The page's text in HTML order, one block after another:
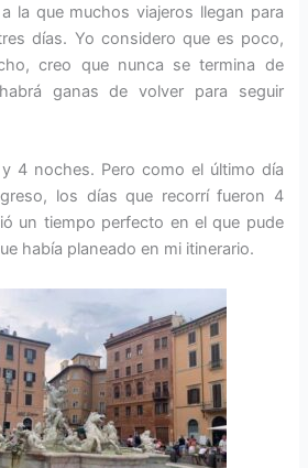
la que muchos viajeros llegan para
días. Yo considero que es poco,
creo que nunca se termina de
ganas de volver para seguir
4 noches. Pero como el último día
los días que recorrí fueron 4
un tiempo perfecto en el que pude
había planeado en mi itinerario.